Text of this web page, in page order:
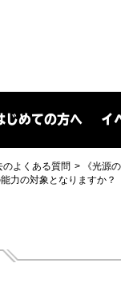
じめての方へ イ
のよくある質問
《光源
力の対象となりますか？